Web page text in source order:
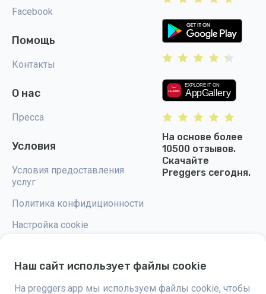
Facebook
Помощь
Контакты
О нас
Пресса
Условия
Условия предоставления
услуг
Политика конфидиционности
Настройка cookie
На основе более
10500 отзывов.
Скачайте
Preggers сегодня.
Preggers — это приложение, разработанное шведской компанией
Наш сайт использует файлы cookie
На preggers.app мы используем файлы cookie, чтобы